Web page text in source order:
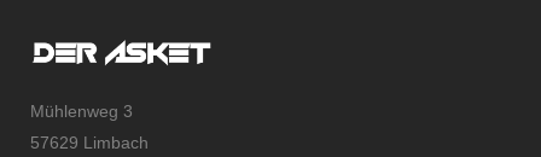
Mühlenweg 3
57629 Limbach